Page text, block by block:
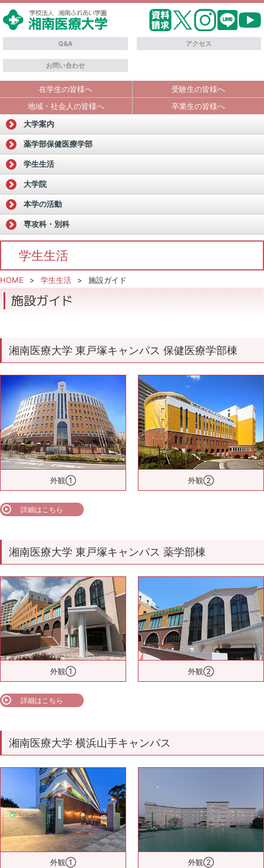
Q&A アクセス
お問い合わせ
在学生の皆様へ
受験生の皆様へ
地域・社会人の皆様へ
卒業生の皆様へ
学生生活
HOME 学生生活 施設ガイド
大学案内
薬学部保健医療学部
学生生活
大学院
本学の活動
専攻科・別科
施設ガイド
湘南医療大学 東戸塚キャンパス 保健医療学部棟
外観① 外観②
詳細はこちら
湘南医療大学 東戸塚キャンパス 薬学部棟
外観① 外観②
詳細はこちら
湘南医療大学 横浜山手キャンパス
外観① 外観②